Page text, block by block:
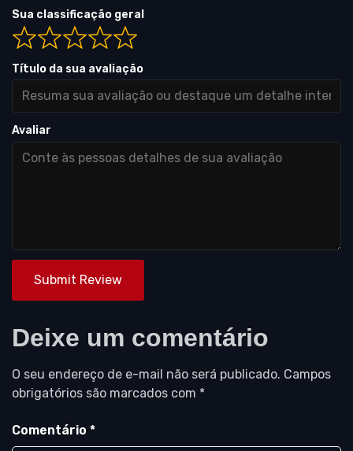
Sua classificação geral
Título da sua avaliação
Avaliar
Submit Review
Deixe um comentário
O seu endereço de e-mail não será publicado. Campos
obrigatórios são marcados com *
Comentário *